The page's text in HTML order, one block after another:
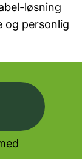
løsning
og personlig